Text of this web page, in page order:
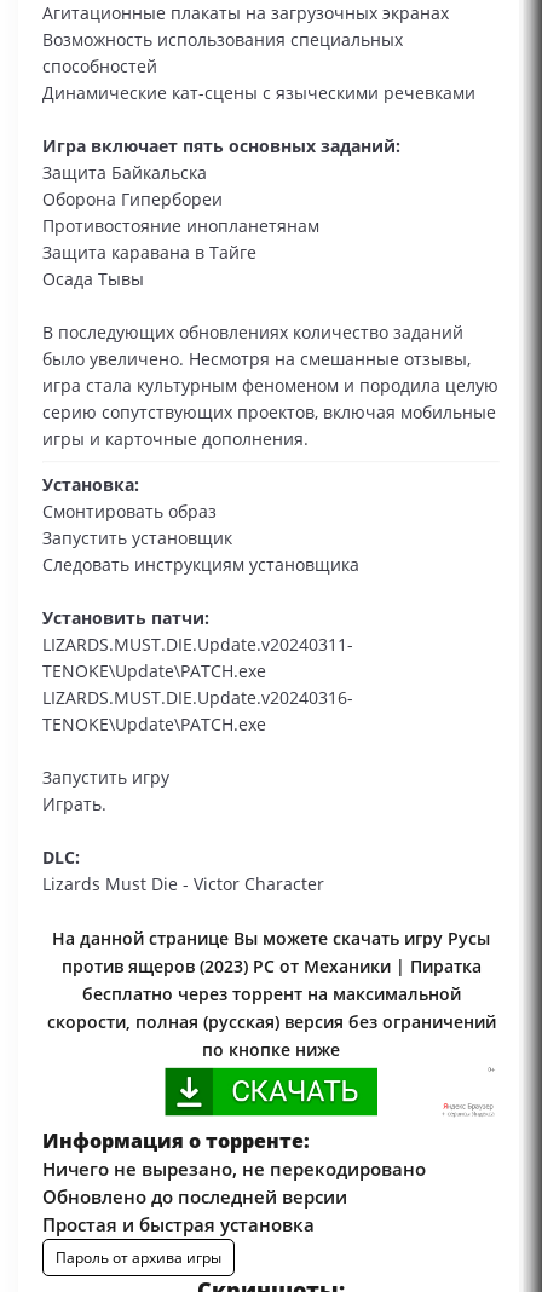
Агитационные плакаты на загрузочных экранах
Возможность использования специальных
способностей
Динамические кат-сцены с языческими речевками
Игра включает пять основных заданий:
Защита Байкальска
Оборона Гипербореи
Противостояние инопланетянам
Защита каравана в Тайге
Осада Тывы
В последующих обновлениях количество заданий
было увеличено. Несмотря на смешанные отзывы,
игра стала культурным феноменом и породила целую
серию сопутствующих проектов, включая мобильные
игры и карточные дополнения.
Установка:
Смонтировать образ
Запустить установщик
Следовать инструкциям установщика
Установить патчи:
LIZARDS.MUST.DIE.Update.v20240311-
TENOKE\Update\PATCH.exe
LIZARDS.MUST.DIE.Update.v20240316-
TENOKE\Update\PATCH.exe
Запустить игру
Играть.
DLC:
Lizards Must Die - Victor Character
На данной странице Вы можете скачать игру Русы
против ящеров (2023) PC от Механики | Пиратка
бесплатно через торрент на максимальной
скорости, полная (русская) версия без ограничений
по кнопке ниже
Информация о торренте:
Ничего не вырезано, не перекодировано
Обновлено до последней версии
Простая и быстрая установка
Пароль от архива игры